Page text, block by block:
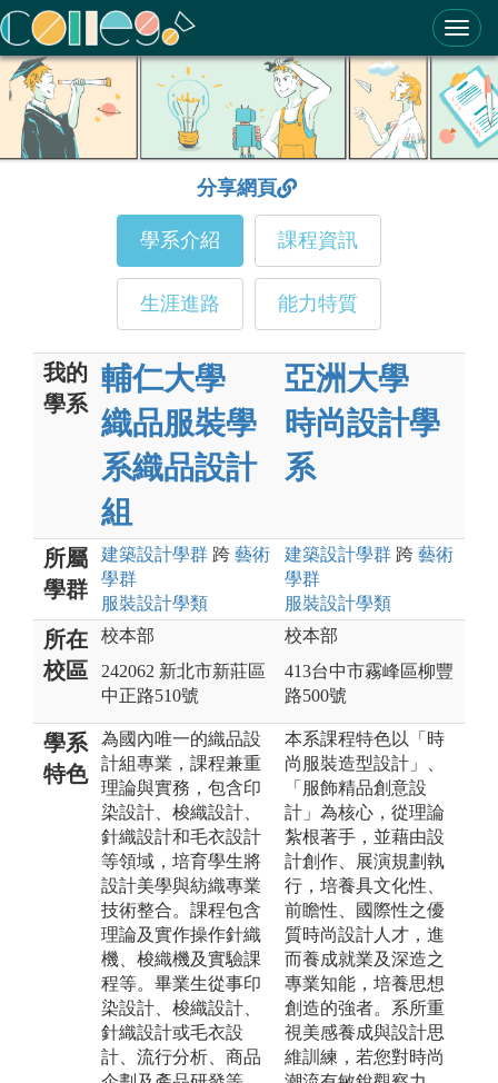
ColleGo! 大學選才與高中育才輔助系統
分享網頁
學系介紹 課程資訊
生涯進路 能力特質
我的
學系
輔仁大學
織品服裝學
系織品設計
組
亞洲大學
時尚設計學
系
所屬
學群
建築設計學群 跨 藝術
學群
服裝設計學類
建築設計學群 跨 藝術
學群
服裝設計學類
所在
校區
校本部
242062 新北市新莊區
中正路510號
校本部
413台中市霧峰區柳豐
路500號
學系
特色
為國內唯一的織品設
計組專業，課程兼重
理論與實務，包含印
染設計、梭織設計、
針織設計和毛衣設計
等領域，培育學生將
設計美學與紡織專業
技術整合。課程包含
理論及實作操作針織
機、梭織機及實驗課
程等。畢業生從事印
染設計、梭織設計、
針織設計或毛衣設
計、流行分析、商品
本系課程特色以「時
尚服裝造型設計」、
「服飾精品創意設
計」為核心，從理論
紮根著手，並藉由設
計創作、展演規劃執
行，培養具文化性、
前瞻性、國際性之優
質時尚設計人才，進
而養成就業及深造之
專業知能，培養思想
創造的強者。系所重
視美感養成與設計思
維訓練，若您對時尚